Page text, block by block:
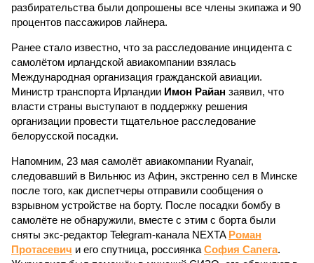
разбирательства были допрошены все члены экипажа и 90
процентов пассажиров лайнера.
Ранее стало известно, что за расследование инцидента с
самолётом ирландской авиакомпании взялась
Международная организация гражданской авиации.
Министр транспорта Ирландии Имон Райан заявил, что
власти страны выступают в поддержку решения
организации провести тщательное расследование
белорусской посадки.
Напомним, 23 мая самолёт авиакомпании Ryanair,
следовавший в Вильнюс из Афин, экстренно сел в Минске
после того, как диспетчеры отправили сообщения о
взрывном устройстве на борту. После посадки бомбу в
самолёте не обнаружили, вместе с этим с борта были
сняты экс-редактор Telegram-канала NEXTA Роман
Протасевич и его спутница, россиянка София Сапега.